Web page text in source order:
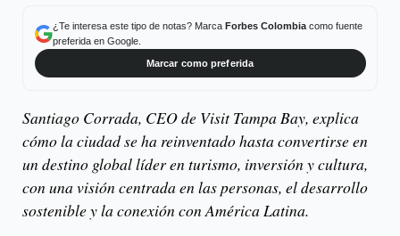
¿Te interesa este tipo de notas? Marca Forbes Colombiacomo fuente
preferida en Google.
Marcar como preferida
Santiago Corrada, CEO de Visit Tampa Bay, explica
cómo la ciudad se ha reinventado hasta convertirse en
un destino global líder en turismo, inversión y cultura,
con una visión centrada en las personas, el desarrollo
sostenible y la conexión con América Latina.